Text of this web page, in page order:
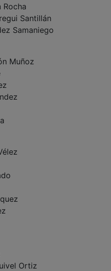
Rocha
Santillán
Samaniego
Muñoz
Ortiz